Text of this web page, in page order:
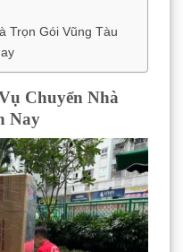
Trọn Gói Vũng Tàu
Chuyển Nhà
Nay